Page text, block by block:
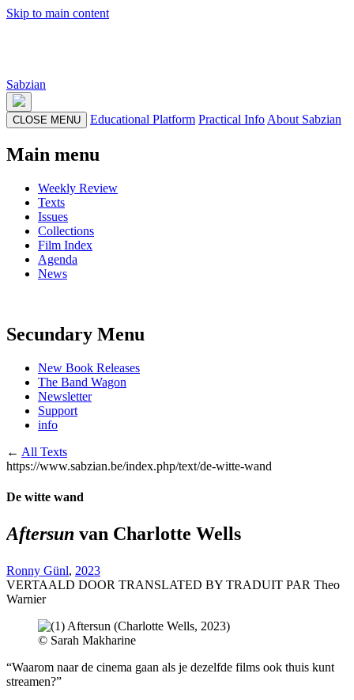
Skip to main content
Sabzian
CLOSE MENU Educational Platform Practical Info About Sabzian
Main menu
Weekly Review
Texts
Issues
Collections
Film Index
Agenda
News
Secundary Menu
New Book Releases
The Band Wagon
Newsletter
Support
info
← All Texts
https://www.sabzian.be/index.php/text/de-witte-wand
De witte wand
Aftersun van Charlotte Wells
Ronny Günl, 2023
VERTAALD DOOR TRANSLATED BY TRADUIT PAR Theo
Warnier
© Sarah Makharine
“Waarom naar de cinema gaan als je dezelfde films ook thuis kunt
streamen?”